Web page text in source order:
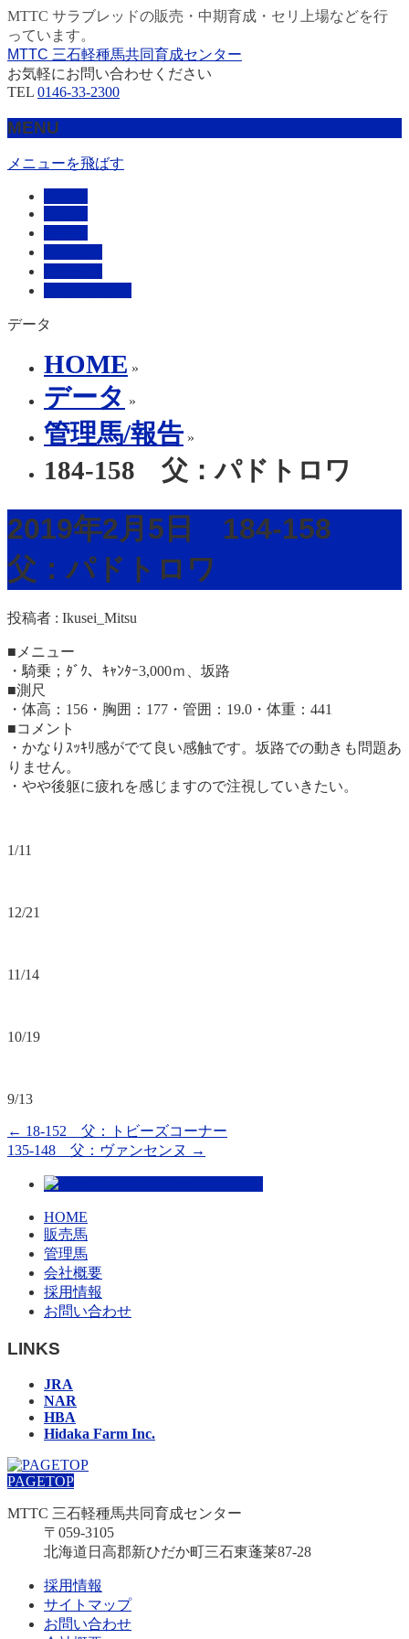
MTTC サラブレッドの販売・中期育成・セリ上場などを行
っています。
MTTC 三石軽種馬共同育成センター
お気軽にお問い合わせください
TEL 0146-33-2300
MENU
メニューを飛ばす
データ
HOME »
データ »
管理馬/報告 »
184-158 父：パドトロワ
2019年2月5日 184-158
父：パドトロワ
投稿者 : Ikusei_Mitsu
■メニュー
・騎乗；ﾀﾞｸ、ｷｬﾝﾀｰ3,000ｍ、坂路
■測尺
・体高：156・胸囲：177・管囲：19.0・体重：441
■コメント
・かなりｽｯｷﾘ感がでて良い感触です。坂路での動きも問題あ
りません。
・やや後躯に疲れを感じますので注視していきたい。
1/11
12/21
11/14
10/19
9/13
← 18-152 父：トビーズコーナー
135-148 父：ヴァンセンヌ →
HOME
販売馬
管理馬
会社概要
採用情報
お問い合わせ
LINKS
JRA
NAR
HBA
Hidaka Farm Inc.
PAGETOP
MTTC 三石軽種馬共同育成センター
〒059-3105
北海道日高郡新ひだか町三石東蓬莱87-28
採用情報
サイトマップ
お問い合わせ